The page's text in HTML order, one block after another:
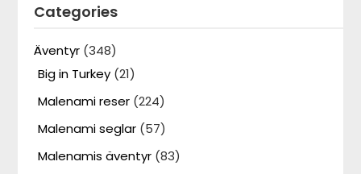
Categories
Äventyr (348)
Big in Turkey (21)
Malenami reser (224)
Malenami seglar (57)
Malenamis äventyr (83)